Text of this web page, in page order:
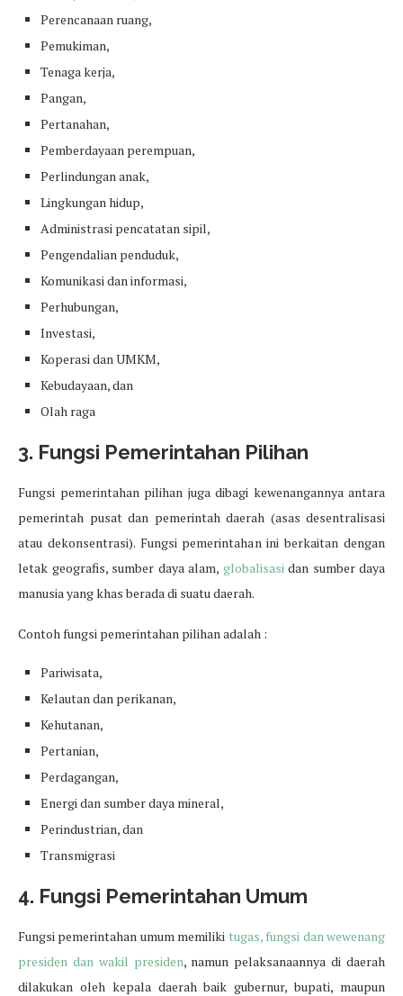
Perencanaan ruang,
Pemukiman,
Tenaga kerja,
Pangan,
Pertanahan,
Pemberdayaan perempuan,
Perlindungan anak,
Lingkungan hidup,
Administrasi pencatatan sipil,
Pengendalian penduduk,
Komunikasi dan informasi,
Perhubungan,
Investasi,
Koperasi dan UMKM,
Kebudayaan, dan
Olah raga
3. Fungsi Pemerintahan Pilihan
Fungsi pemerintahan pilihan juga dibagi kewenangannya antara
pemerintah pusat dan pemerintah daerah (asas desentralisasi
atau dekonsentrasi). Fungsi pemerintahan ini berkaitan dengan
letak geografis, sumber daya alam, globalisasi dan sumber daya
manusia yang khas berada di suatu daerah.
Contoh fungsi pemerintahan pilihan adalah :
Pariwisata,
Kelautan dan perikanan,
Kehutanan,
Pertanian,
Perdagangan,
Energi dan sumber daya mineral,
Perindustrian, dan
Transmigrasi
4. Fungsi Pemerintahan Umum
Fungsi pemerintahan umum memiliki tugas, fungsi dan wewenang
presiden dan wakil presiden, namun pelaksanaannya di daerah
dilakukan oleh kepala daerah baik gubernur, bupati, maupun